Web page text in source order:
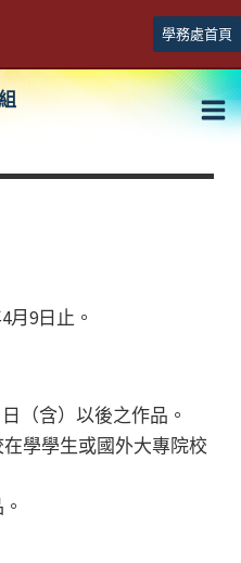
學務處首頁
月9日止。
（含）以後之作品。
學學⽣或國外⼤專院校